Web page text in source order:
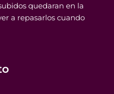
quedaran en la
a repasarlos cuando